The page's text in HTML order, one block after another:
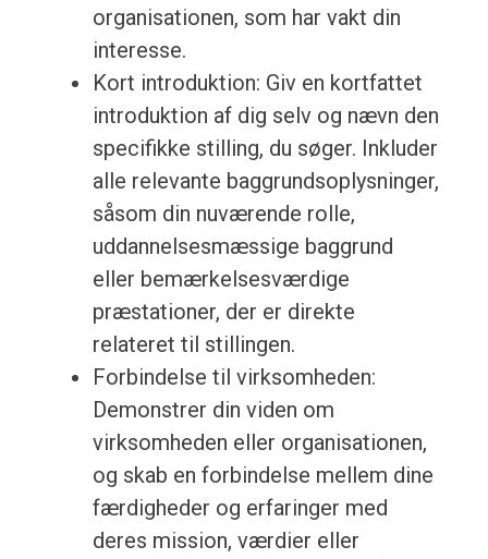
organisationen, som har vakt din
interesse.
Kort introduktion: Giv en kortfattet
introduktion af dig selv og nævn den
specifikke stilling, du søger. Inkluder
alle relevante baggrundsoplysninger,
såsom din nuværende rolle,
uddannelsesmæssige baggrund
eller bemærkelsesværdige
præstationer, der er direkte
relateret til stillingen.
Forbindelse til virksomheden:
Demonstrer din viden om
virksomheden eller organisationen,
og skab en forbindelse mellem dine
færdigheder og erfaringer med
deres mission, værdier eller